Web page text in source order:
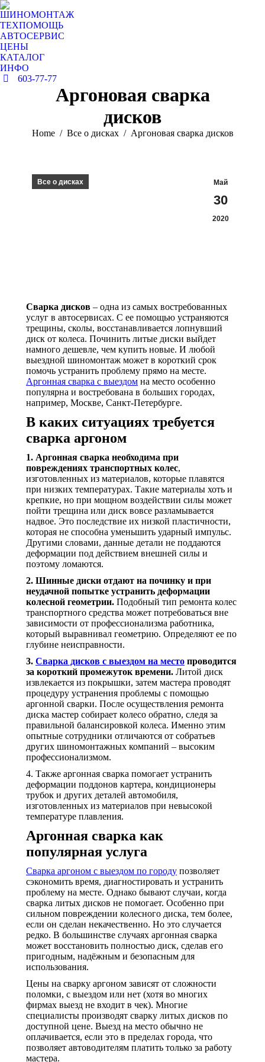
ШИНОМОНТАЖ
ТЕХПОМОЩЬ
АВТОСЕРВИС
ЦЕНЫ
КАТАЛОГ
ИНФО
603-77-77
Аргоновая сварка
дисков
You are here:
Home Все о дисках Аргоновая сварка дисков
Май
30
2020
Все о дисках
Сварка дисков – одна из самых востребованных
услуг в автосервисах. С ее помощью устраняются
трещины, сколы, восстанавливается лопнувший
диск от колеса. Починить литые диски выйдет
намного дешевле, чем купить новые. И любой
выездной шиномонтаж может в короткий срок
помочь устранить проблему прямо на месте.
Аргонная сварка с выездом на место особенно
популярна и востребована в больших городах,
например, Москве, Санкт-Петербурге.
В каких ситуациях требуется
сварка аргоном
1. Аргонная сварка необходима при
повреждениях транспортных колес,
изготовленных из материалов, которые плавятся
при низких температурах. Такие материалы хоть и
крепкие, но при мощном воздействии силы может
пойти трещина или диск вовсе разламывается
надвое. Это последствие их низкой пластичности,
которая не способна уменьшить ударный импульс.
Другими словами, данные детали не поддаются
деформации под действием внешней силы и
поэтому ломаются.
2. Шинные диски отдают на починку и при
неудачной попытке устранить деформации
колесной геометрии. Подобный тип ремонта колес
транспортного средства может потребоваться вне
зависимости от профессионализма работника,
который выравнивал геометрию. Определяют ее по
глубине неисправности.
3. Сварка дисков с выездом на место проводится
за короткий промежуток времени. Литой диск
извлекается из покрышки, затем мастера проводят
процедуру устранения проблемы с помощью
аргонной сварки. После осуществления ремонта
диска мастер собирает колесо обратно, следя за
правильной балансировкой колеса. Именно этим
опытные сотрудники отличаются от собратьев
других шиномонтажных компаний – высоким
профессионализмом.
4. Также аргонная сварка помогает устранить
деформации поддонов картера, кондиционеры
трубок и других деталей автомобиля,
изготовленных из материалов при невысокой
температуре плавления.
Аргонная сварка как
популярная услуга
Сварка аргоном с выездом по городу позволяет
сэкономить время, диагностировать и устранить
проблему на месте. Однако бывают случаи, когда
сварка литых дисков не помогает. Особенно при
сильном повреждении колесного диска, тем более,
если он сделан некачественно. Но это случается
редко. В большинстве случаях аргонная сварка
может восстановить полностью диск, сделав его
пригодным, надёжным и безопасным для
использования.
Цены на сварку аргоном зависят от сложности
поломки, с выездом или нет (хотя во многих
фирмах выезд не входит в чек). Многие
специалисты производят сварку литых дисков по
доступной цене. Выезд на место обычно не
оплачивается, если это в пределах города, что
позволяет автоводителям платить только за работу
мастера.